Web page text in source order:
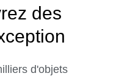
des
d'objets